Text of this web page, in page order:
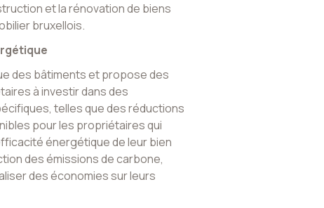
et la rénovation de biens
bruxellois.
des bâtiments et propose des
à investir dans des
telles que des réductions
pour les propriétaires qui
énergétique de leur bien
des émissions de carbone,
des économies sur leurs